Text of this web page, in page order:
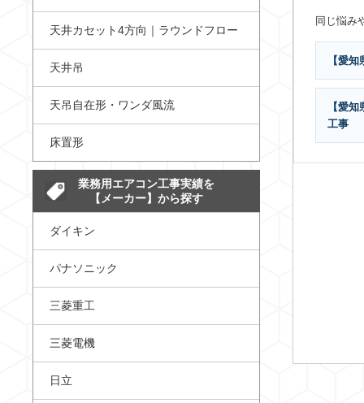
同じ悩み
【愛
【愛
工事
天井カセット4方向｜ラウンドフロー
天井吊
天吊自在形・ワンダ風流
床置形
業務用エアコン工事実績を
【メーカー】から探す
ダイキン
パナソニック
三菱重工
三菱電機
日立